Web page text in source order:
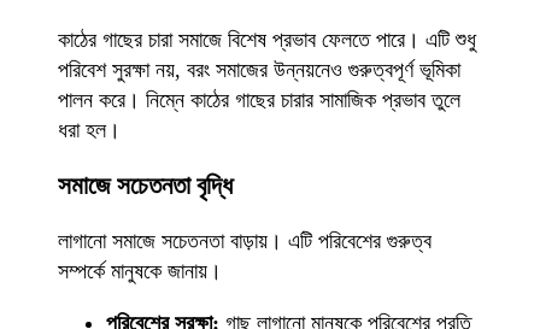
কাঠের গাছের চারা সমাজে বিশেষ প্রভাব ফেলতে পারে। এটি শুধু
পরিবেশ সুরক্ষা নয়, বরং সমাজের উন্নয়নেও গুরুত্বপূর্ণ ভূমিকা
পালন করে। নিম্নে কাঠের গাছের চারার সামাজিক প্রভাব তুলে
ধরা হল।
সমাজে সচেতনতা বৃদ্ধি
লাগানো সমাজে সচেতনতা বাড়ায়। এটি পরিবেশের গুরুত্ব
সম্পর্কে মানুষকে জানায়।
পরিবেশের সুরক্ষা: গাছ লাগানো মানুষকে পরিবেশের প্রতি